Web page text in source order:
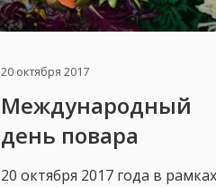
20 октября 2017
Международный
день повара
20 октября 2017 года в рамках